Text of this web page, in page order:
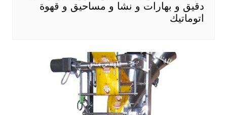
دقيق و بهارات و نشا و مساحيق و قهوة
اتوماتيك